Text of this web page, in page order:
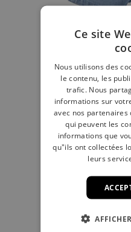
Jeans
Ce site
Nous utilisons des
le contenu, les
trafic. Nous
informations sur
avec nos
qui peuvent les
informations que
qu"ils ont collectées
leurs